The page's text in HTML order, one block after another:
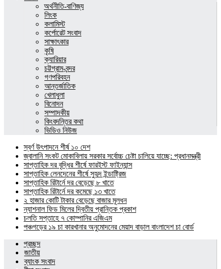
অর্থনীতি-বাণিজ্য
লিংক
কলামিস্ট
কর্পোরেট সংবাদ
সাক্ষাৎকার
কৃষি
ক্যারিয়ার
চট্টগ্রাম-বন্দর
গণপরিবহন
আন্তর্জাতিক
খেলাধুলা
বিনোদন
সম্পাদকীয়
কিংবদন্তির কথা
ভিডিও নিউজ
স্বর্ণ উৎপাদনে শীর্ষ ১০ দেশ
জ্বালানি সংকট মোকাবিলায় সরকার সর্বোচ্চ চেষ্টা চালিয়ে যাচ্ছে: প্রধানমন্ত্রী
সাপ্তাহিক দর বৃদ্ধির শীর্ষে ফারইস্ট ফাইন্যান্স
সাপ্তাহিক লেনদেনের শীর্ষে সুহৃদ ইন্ডাষ্ট্রিজ
সাপ্তাহিক রিটার্নে দর বেড়েছে ৮ খাতে
সাপ্তাহিক রিটার্নে দর কমেছে ১৩ খাতে
২ হাজার কোটি টাকার বেড়েছে বাজার মূলধন
ন্যাশনাল ফিড মিলের দ্বিতীয় প্রান্তিক প্রকাশ
চলতি সপ্তাহে ৭ কোম্পানির এজিএম
পঞ্চগড়ের ১৯ চা কারখানার অনুমোদনের মেয়াদ বাড়াল বাংলাদেশ চা বোর্ড
প্রচ্ছদ
জাতীয়
ব্যাংক সংবাদ